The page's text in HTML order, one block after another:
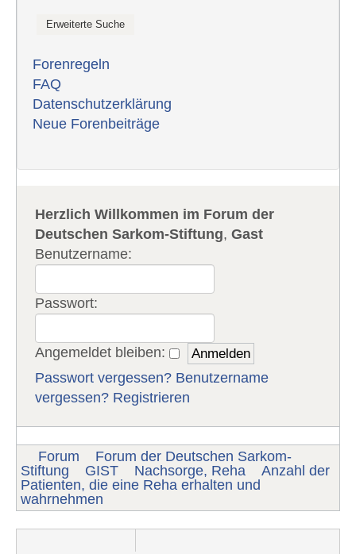
Forenregeln
FAQ
Datenschutzerklärung
Neue Forenbeiträge
Herzlich Willkommen im Forum der
Deutschen Sarkom-Stiftung,Gast
Benutzername:
Passwort:
Angemeldet bleiben:
Passwort vergessen? Benutzername
vergessen? Registrieren
Forum
Forum der Deutschen Sarkom-
Stiftung
GIST Nachsorge, Reha
Anzahl der
Patienten, die eine Reha erhalten und
wahrnehmen